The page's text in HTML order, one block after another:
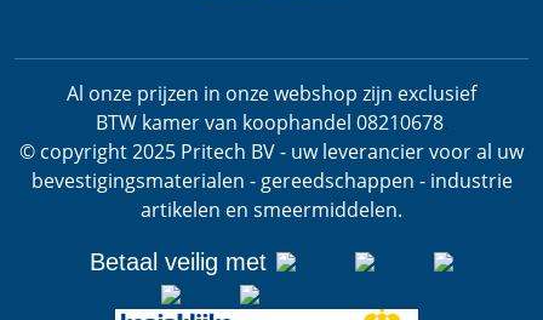
Al onze prijzen in onze webshop zijn exclusief
BTW kamer van koophandel 08210678.
© copyright 2025 Pritech BV - uw leverancier voor al uw
bevestigingsmaterialen - gereedschappen - industrie
artikelen en smeermiddelen.
Betaal veilig met